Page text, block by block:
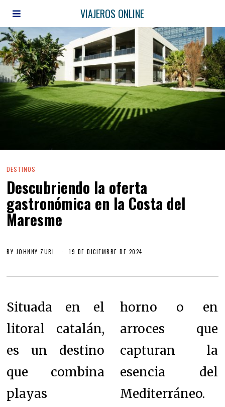
VIAJEROS ONLINE
DESTINOS
Descubriendo la oferta
gastronómica en la Costa del
Maresme
BY JOHNNY ZURI 19 DE DICIEMBRE DE 2024
Situada en el
litoral catalán,
es un destino
que combina
playas
horno o en
arroces que
capturan la
esencia del
Mediterráneo.